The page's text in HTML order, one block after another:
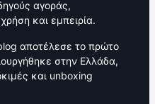
αγοράς,
και εμπειρία.
αποτέλεσε το πρώτο
στην Ελλάδα,
και unboxing